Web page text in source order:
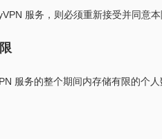
服务，则必须重新接受并同意本
服务的整个期间内存储有限的个